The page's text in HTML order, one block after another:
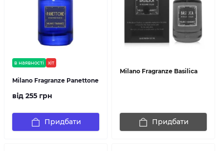
в наявності хіт
Milano Fragranze Panettone
від 255 грн
Придбати
Milano Fragranze Basilica
Придбати